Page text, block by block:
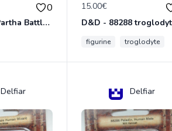
0
AD&D Ral Partha Battlesystem Villains/Forgotten Realms 11-955 Miniatures
15.00€
figurine troglodyte
Delfiar Delfiar